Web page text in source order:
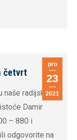
pro
23
2021
četvrt
naše radijske
Damir
– 880 i
odgovorite na